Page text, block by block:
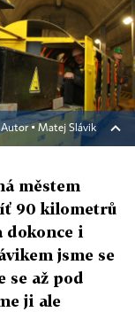
Autor ▪ Matej Slávik
městem
90 kilometrů
dokonce i
jsme se
se až pod
ji ale